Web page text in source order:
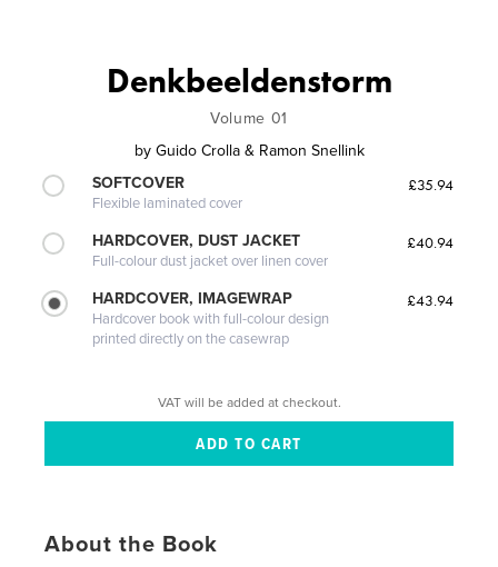
Denkbeeldenstorm
Volume 01
by Guido Crolla & Ramon Snellink
SOFTCOVER
Flexible laminated cover
£35.94
HARDCOVER, DUST JACKET
Full-colour dust jacket over linen cover
£40.94
HARDCOVER, IMAGEWRAP
Hardcover book with full-colour design
printed directly on the casewrap
£43.94
VAT will be added at checkout.
About the Book